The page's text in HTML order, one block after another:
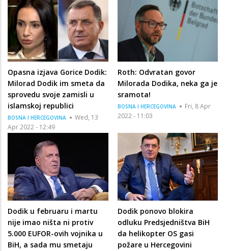
Opasna izjava Gorice Dodik:
Milorad Dodik im smeta da
sprovedu svoje zamisli u
islamskoj republici
BOSNA I HERCEGOVINA
Wed, 13
Apr 2022 - 12:49
Roth: Odvratan govor
Milorada Dodika, neka ga je
sramota!
BOSNA I HERCEGOVINA
Fri, 8 Apr
2022 - 11:03
Dodik u februaru i martu
nije imao ništa ni protiv
5.000 EUFOR-ovih vojnika u
BiH, a sada mu smetaju
Dodik ponovo blokira
odluku Predsjedništva BiH
da helikopter OS gasi
požare u Hercegovini